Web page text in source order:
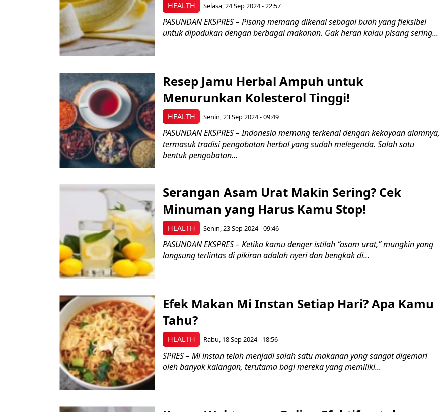
HEALTH Selasa, 24 Sep 2024 - 22:57
PASUNDAN EKSPRES – Pisang memang dikenal sebagai buah yang fleksibel
untuk dipadukan dengan berbagai makanan. Gak heran kalau pisang sering...
HEALTH
Resep Jamu Herbal Ampuh untuk
Menurunkan Kolesterol Tinggi!
Senin, 23 Sep 2024 - 09:49
PASUNDAN EKSPRES – Indonesia memang terkenal dengan kekayaan alamnya,
termasuk tradisi pengobatan herbal yang sudah melegenda. Salah satu
bentuk pengobatan...
HEALTH
Serangan Asam Urat Makin Sering? Cek
Minuman yang Harus Kamu Stop!
Senin, 23 Sep 2024 - 09:46
PASUNDAN EKSPRES – Ketika kamu denger istilah “asam urat,” mungkin yang
langsung terlintas di pikiran adalah nyeri dan bengkak di...
HEALTH
Efek Makan Mi Instan Setiap Hari? Apa Kamu
Tahu?
Rabu, 18 Sep 2024 - 18:56
SPRES – Mi instan telah menjadi salah satu makanan yang sangat digemari
oleh banyak kalangan, terutama bagi mereka yang memiliki...